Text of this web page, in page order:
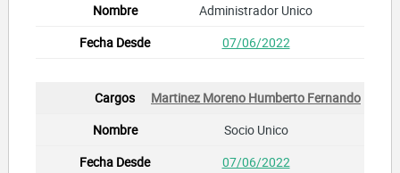
Administrador Unico
07/06/2022
Martinez Moreno Humberto Fernando
Socio Unico
07/06/2022